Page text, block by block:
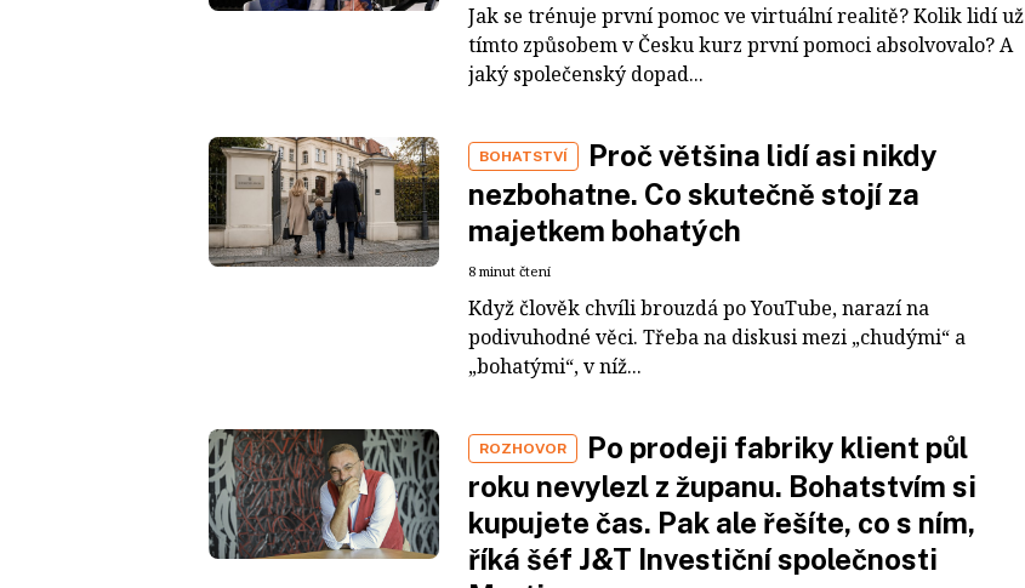
Jak se trénuje první pomoc ve virtuální realitě? Kolik lidí už
tímto způsobem v Česku kurz první pomoci absolvovalo? A
jaký společenský dopad...
BOHATSTVÍ
Proč většina lidí asi nikdy
nezbohatne. Co skutečně stojí za
majetkem bohatých
8 minut čtení
Když člověk chvíli brouzdá po YouTube, narazí na
podivuhodné věci. Třeba na diskusi mezi „chudými“ a
„bohatými“, v níž...
ROZHOVOR
Po prodeji fabriky klient půl
roku nevylezl z županu. Bohatstvím si
kupujete čas. Pak ale řešíte, co s ním,
říká šéf J&T Investiční společnosti